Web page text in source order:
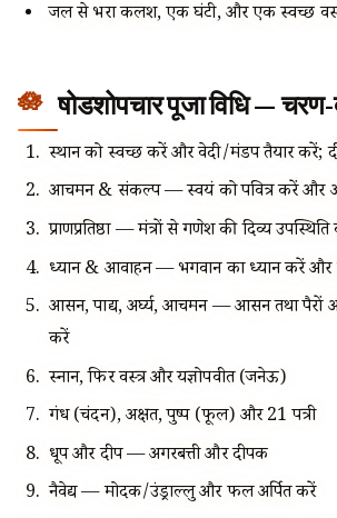
जल से भरा कलश, एक घंटी, और एक स्वच्छ
षोडशोपचार पूजा विधि —
स्थान को स्वच्छ करें और वेदी/मंडप तैयार करें;
आचमन & संकल्प — स्वयं को पवित्र करें और
प्राणप्रतिष्ठा — मंत्रों से गणेश की दिव्य
ध्यान & आवाहन — भगवान का ध्यान करें और
आसन, पाद्य, अर्घ्य, आचमन — आसन तथा पैरों
करें
स्नान, फिर वस्त्र और यज्ञोपवीत (जनेऊ)
गंध (चंदन), अक्षत, पुष्प (फूल) और 21 पत्री
धूप और दीप — अगरबत्ती और दीपक
नैवेद्य — मोदक/उंड्राल्लु और फल अर्पित करें